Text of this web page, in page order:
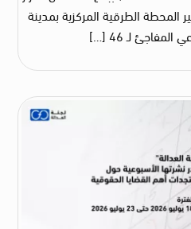
المحطة الطرقية المركزية بمدينة
لـ 46 […]